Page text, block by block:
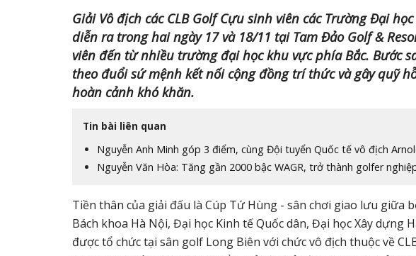
Giải Vô địch các CLB Golf Cựu sinh viên các Trường Đại
diễn ra trong hai ngày 17 và 18/11 tại Tam Đảo Golf &
viên đến từ nhiều trường đại học khu vực phía Bắc. Bước
theo đuổi sứ mệnh kết nối cộng đồng trí thức và gây quỹ
hoàn cảnh khó khăn.
Tin bài liên quan
Nguyễn Anh Minh góp 3 điểm, cùng Đội tuyển Quốc tế vô địch
Nguyễn Văn Hòa: Tăng gần 2000 bậc WAGR, trở thành golfer
Tiền thân của giải đấu là Cúp Tứ Hùng - sân chơi giao lưu giữa
Bách khoa Hà Nội, Đại học Kinh tế Quốc dân, Đại học Xây dựng
được tổ chức tại sân golf Long Biên với chức vô địch thuộc về